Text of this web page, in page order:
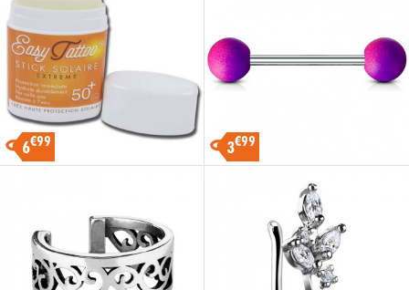
6€99 3€99